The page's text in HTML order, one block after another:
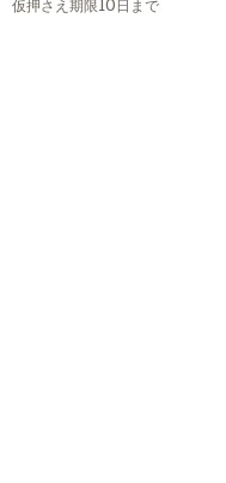
仮押さえ期限10日まで